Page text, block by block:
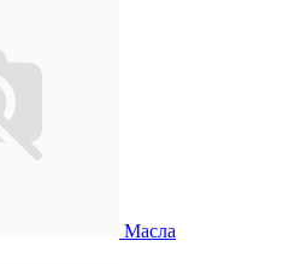
Масла